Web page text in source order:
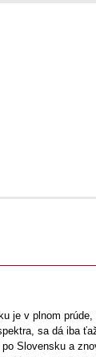
je v plnom
sa dá iba
Slovensku a